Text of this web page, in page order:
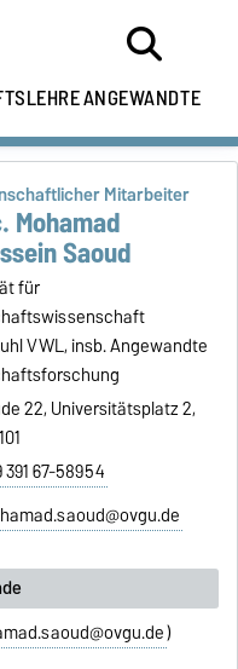
ANGEWANDTE
Mitarbeiter
Mohamad
Saoud
für
VWL, insb. Angewandte
22, Universitätsplatz 2,
391 67-58954
)